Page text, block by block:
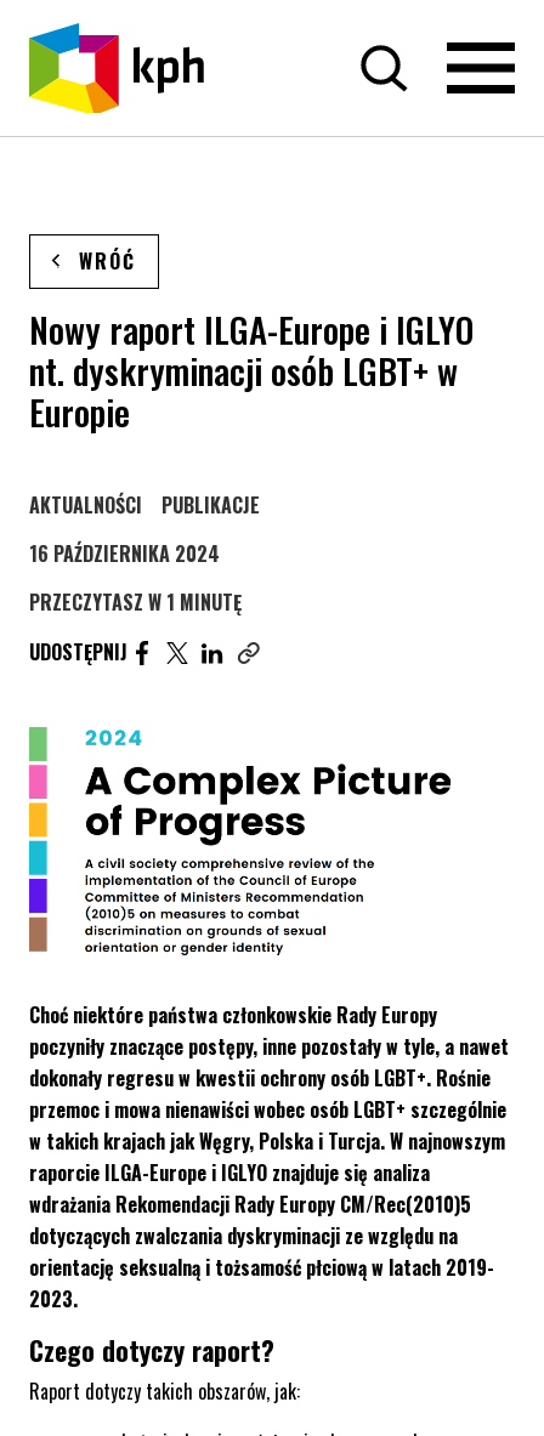
PRZEJDŹ DO TREŚCI
WRÓĆ
Nowy raport ILGA-Europe i IGLYO
nt. dyskryminacji osób LGBT+ w
Europie
STRONA KATEGORII WPISÓW
AKTUALNOŚCI STRONA KATEGORII WPISÓW
PUBLIKACJE
16 PAŹDZIERNIKA 2024
PRZECZYTASZ W 1 MINUTĘ
UDOSTĘPNIJ
UDOSTĘPNIJ ARTYKUŁ NA FACEBOOK. STRONA
UDOSTĘPNIJ ARTYKUŁ NA TWITTER.
UDOSTĘPNIJ ARTYKUŁ NA LINKEDIN.
Choć niektóre państwa członkowskie Rady Europy
poczyniły znaczące postępy, inne pozostały w tyle, a nawet
dokonały regresu w kwestii ochrony osób LGBT+. Rośnie
przemoc i mowa nienawiści wobec osób LGBT+ szczególnie
w takich krajach jak Węgry, Polska i Turcja. W najnowszym
raporcie ILGA-Europe i IGLYO znajduje się analiza
wdrażania Rekomendacji Rady Europy CM/Rec(2010)5
dotyczących zwalczania dyskryminacji ze względu na
orientację seksualną i tożsamość płciową w latach 2019-
2023.
Czego dotyczy raport?
Raport dotyczy takich obszarów, jak: